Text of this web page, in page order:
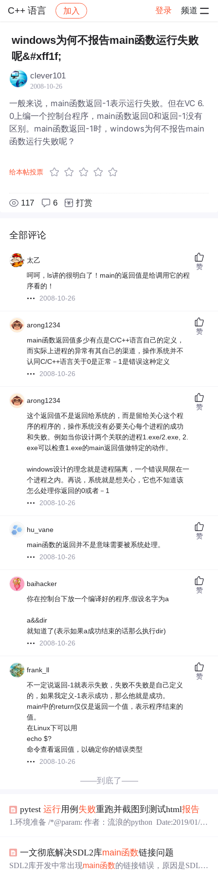
C++ 语言 加入 登录 频道
社区 C++ 语言 帖子详情
windows为何不报告main函数运行失败
呢&#xff1f;
clever101
2008-10-26
一般来说，main函数返回-1表示运行失败。但在VC 6.
0上编一个控制台程序，main函数返回0和返回-1没有
区别。main函数返回-1时，windows为何不报告main
函数运行失败呢？
给本帖投票
117 6 打赏
全部评论
太乙
呵呵，ls讲的很明白了！main的返回值是给调用它的程
序看的！
2008-10-26
赞
arong1234
main函数返回值多少有点是C/C++语言自己的定义，
而实际上进程的异常有其自己的渠道，操作系统并不
认同C/C++语言关于0是正常－1是错误这种定义
2008-10-26
赞
arong1234
这个返回值不是返回给系统的，而是留给关心这个程
序的程序的，操作系统没有必要关心每个进程的成功
和失败。例如当你设计两个关联的进程1.exe/2.exe, 2.
exe可以检查1.exe的main返回值做特定的动作。
windows设计的理念就是进程隔离，一个错误局限在一
个进程之内。再说，系统就是想关心，它也不知道该
怎么处理你返回的0或者－1
2008-10-26
赞
hu_vane
main函数的返回并不是意味需要被系统处理。
2008-10-26
赞
baihacker
你在控制台下放一个编译好的程序,假设名字为a
a&&dir
就知道了(表示如果a成功结束的话那么执行dir)
2008-10-26
赞
frank_ll
不一定说返回-1就表示失败，失败不失败是自己定义
的，如果我定义-1表示成功，那么他就是成功。
main中的return仅仅是返回一个值，表示程序结束的
值。
在Linux下可以用
echo $?
命令查看返回值，以确定你的错误类型
2008-10-26
赞
——到底了——
pytest运行用例 失败重跑并截图到测试html报告
1.环境准备 /*@param: 作者：流浪的python Date:2019/01/19
包 pip install pytest-html pytest自己专属报告 包 pip install p...
一文彻底解决SDL2库main函数链接问题
SDL2库开发中常出现main函数的链接错误，原因是SDL.h